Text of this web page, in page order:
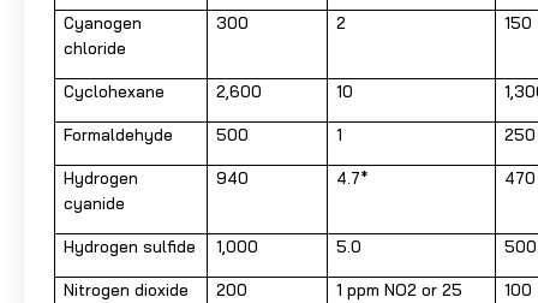
Cyanogen
chloride
300 2 150
Cyclohexane 2,600 10
Formaldehyde 500 1 250
Hydrogen
cyanide
940 4.7* 470
Hydrogen sulfide 1,000 5.0 500
Nitrogen dioxide 200
1 ppm NO2 or 25
100